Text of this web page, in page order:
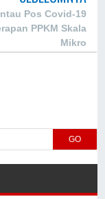
Pos Covid-19
PPKM Skala
Mikro
GO